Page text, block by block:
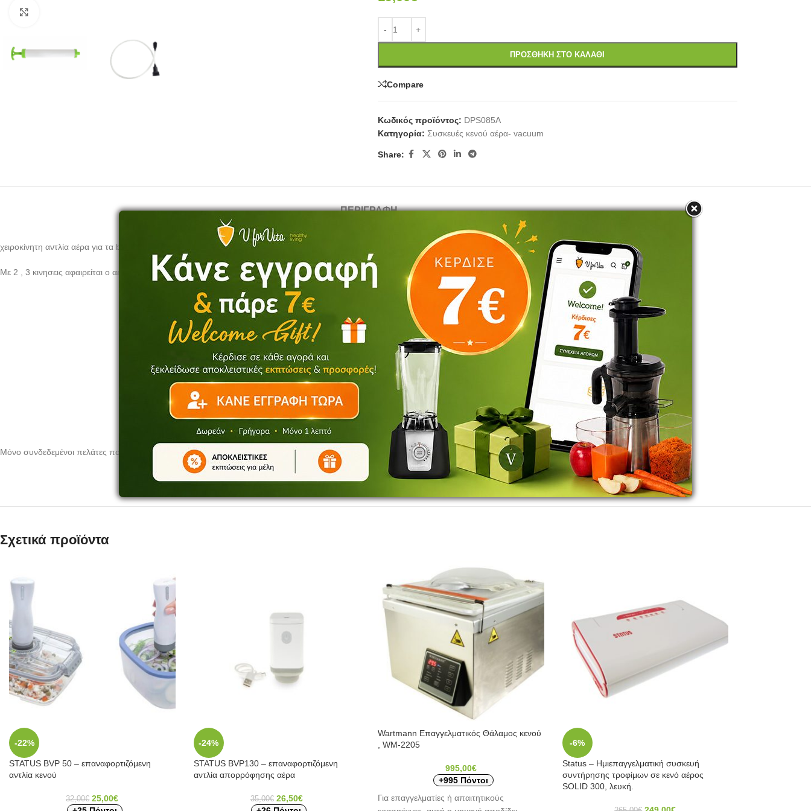
ΠΡΟΣΘΉΚΗ ΣΤΟ ΚΑΛΆΘΙ
Compare
Κωδικός προϊόντος: DPS085A
Κατηγορία: Συσκευές κενού αέρα- vacuum
Share:
ΠΕΡΙΓΡΑΦΉ
χειροκίνητη αντλία αέρα για τα blender με την λειτουργία εν κενώ αέρα . Πολυ δυνατή αναρρόφηση στο επίπεδο των ηλεκτρικών αντίστοιχων .Ταιριάζει με όλα τα δοχεία κενού.
Με 2 , 3 κινησεις αφαιρείται ο αερας απο το δοχείο , και η οξείδωση όπως και ο αφρός μένουν μακριά .
Αξιολογήσεις
Δεν υπάρχει καμία αξιολόγηση ακόμη.
Μόνο συνδεδεμένοι πελάτες που έχουν αγοράσει αυτό το προϊόν μπορούν να αφήσουν μία αξιολόγηση.
Σχετικά προϊόντα
-22%
STATUS BVP 50 – επαναφορτιζόμενη
αντλία κενού
32,00€ 25,00€
-24%
STATUS BVP130 – επαναφορτιζόμενη
αντλία απορρόφησης αέρα
35,00€ 26,50€
Wartmann Eπαγγελματικός Θάλαμος κενού
, WM-2205
995,00€
+995 Πόντοι
Για επαγγελματίες ή απαιτητικούς
-6%
Status – Ημιεπαγγελματική συσκευή
συντήρησης τροφίμων σε κενό αέρος
SOLID 300, λευκή.